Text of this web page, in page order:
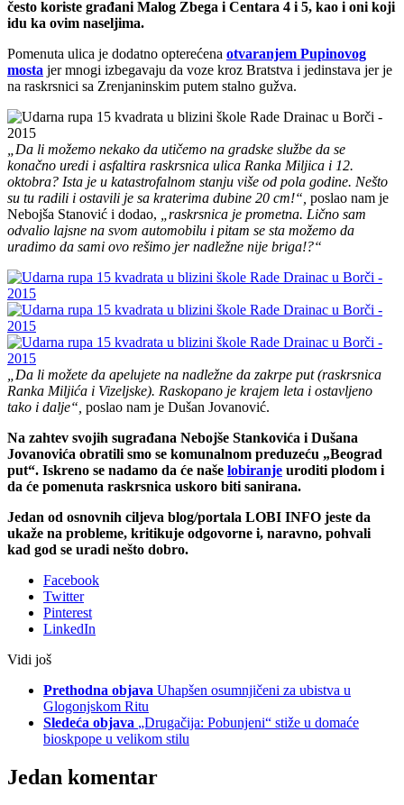
često koriste građani Malog Zbega i Centara 4 i 5, kao i oni koji
idu ka ovim naseljima.
Pomenuta ulica je dodatno opterećena otvaranjem Pupinovog
mosta jer mnogi izbegavaju da voze kroz Bratstva i jedinstava jer je
na raskrsnici sa Zrenjaninskim putem stalno gužva.
„Da li možemo nekako da utičemo na gradske službe da se
konačno uredi i asfaltira raskrsnica ulica Ranka Miljica i 12.
oktobra? Ista je u katastrofalnom stanju više od pola godine. Nešto
su tu radili i ostavili je sa kraterima dubine 20 cm!“, poslao nam je
Nebojša Stanović i dodao,
„raskrsnica je prometna. Lično sam
odvalio lajsne na svom automobilu i pitam se sta možemo da
uradimo da sami ovo rešimo jer nadležne nije briga!?“
„Da li možete da apelujete na nadležne da zakrpe put (raskrsnica
Ranka Miljića i Vizeljske). Raskopano je krajem leta i ostavljeno
tako i dalje“, poslao nam je Dušan Jovanović.
Na zahtev svojih sugrađana Nebojše Stankovića i Dušana
Jovanovića obratili smo se komunalnom preduzeću „Beograd
put“. Iskreno se nadamo da će naše lobiranje uroditi plodom i
da će pomenuta raskrsnica uskoro biti sanirana.
Jedan od osnovnih ciljeva blog/portala LOBI INFO jeste da
ukaže na probleme, kritikuje odgovorne i, naravno, pohvali
kad god se uradi nešto dobro.
Facebook
Twitter
Pinterest
LinkedIn
Vidi još
Prethodna objava Uhapšen osumnjičeni za ubistva u
Glogonjskom Ritu
Sledeća objava „Drugačija: Pobunjeni“ stiže u domaće
bioskpope u velikom stilu
Jedan komentar